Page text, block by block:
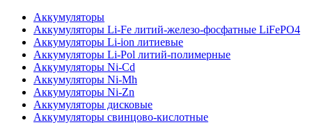
Аккумуляторы
Аккумуляторы Li-Fe литий-железо-фосфатные LiFePO4
Аккумуляторы Li-ion литиевые
Аккумуляторы Li-Pol литий-полимерные
Аккумуляторы Ni-Cd
Аккумуляторы Ni-Mh
Аккумуляторы Ni-Zn
Аккумуляторы дисковые
Аккумуляторы свинцово-кислотные